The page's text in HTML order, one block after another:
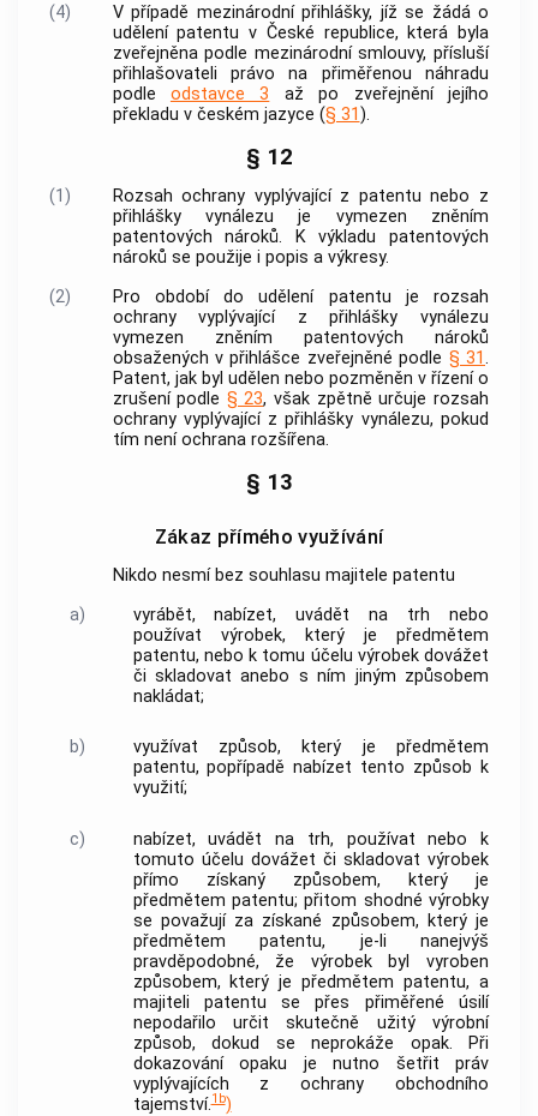
(4)
V případě mezinárodní přihlášky, jíž se žádá o
udělení patentu v České republice, která byla
zveřejněna podle mezinárodní smlouvy, přísluší
přihlašovateli právo na přiměřenou náhradu
podle odstavce 3 až po zveřejnění jejího
překladu v českém jazyce (§ 31).
§ 12
(1)
Rozsah ochrany vyplývající z patentu nebo z
přihlášky vynálezu je vymezen zněním
patentových nároků. K výkladu patentových
nároků se použije i popis a výkresy.
(2)
Pro období do udělení patentu je rozsah
ochrany vyplývající z přihlášky vynálezu
vymezen zněním patentových nároků
obsažených v přihlášce zveřejněné podle § 31.
Patent, jak byl udělen nebo pozměněn v řízení o
zrušení podle § 23, však zpětně určuje rozsah
ochrany vyplývající z přihlášky vynálezu, pokud
tím není ochrana rozšířena.
§ 13
Zákaz přímého využívání
Nikdo nesmí bez souhlasu majitele patentu
a)
vyrábět, nabízet, uvádět na trh nebo
používat výrobek, který je předmětem
patentu, nebo k tomu účelu výrobek dovážet
či skladovat anebo s ním jiným způsobem
nakládat;
b)
využívat způsob, který je předmětem
patentu, popřípadě nabízet tento způsob k
využití;
c)
nabízet, uvádět na trh, používat nebo k
tomuto účelu dovážet či skladovat výrobek
přímo získaný způsobem, který je
předmětem patentu; přitom shodné výrobky
se považují za získané způsobem, který je
předmětem patentu, je-li nanejvýš
pravděpodobné, že výrobek byl vyroben
způsobem, který je předmětem patentu, a
majiteli patentu se přes přiměřené úsilí
nepodařilo určit skutečně užitý výrobní
způsob, dokud se neprokáže opak. Při
dokazování opaku je nutno šetřit práv
vyplývajících z ochrany obchodního
tajemství.1b)